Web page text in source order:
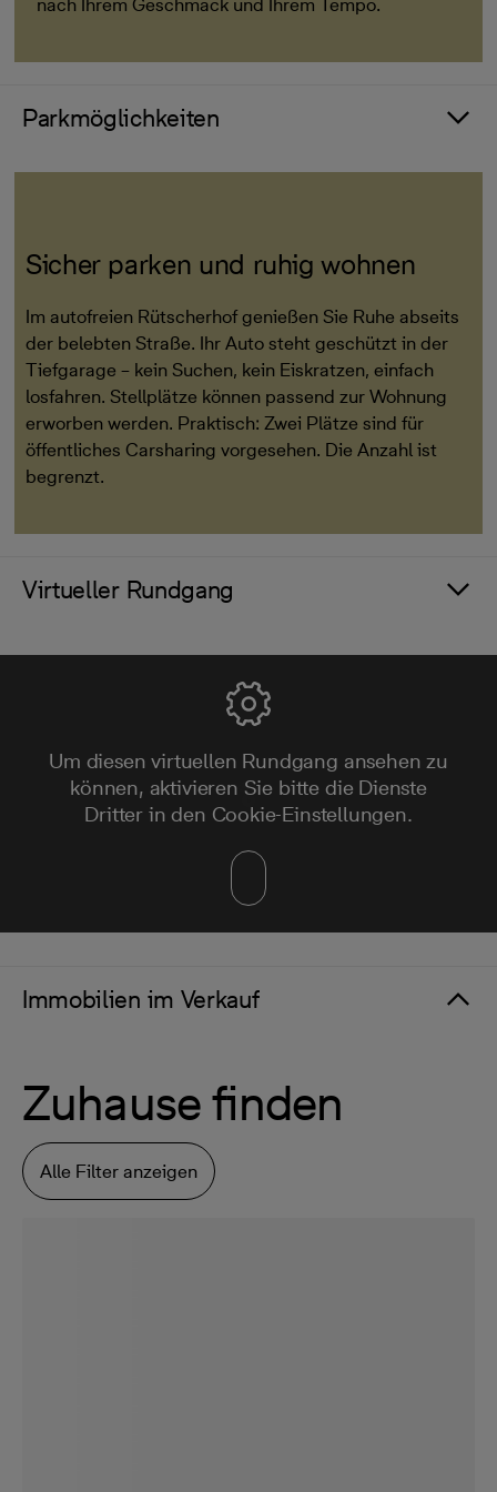
nach Ihrem Geschmack und Ihrem Tempo.
Parkmöglichkeiten
Sicher parken und ruhig wohnen
Im autofreien Rütscherhof genießen Sie Ruhe abseits
der belebten Straße. Ihr Auto steht geschützt in der
Tiefgarage – kein Suchen, kein Eiskratzen, einfach
losfahren. Stellplätze können passend zur Wohnung
erworben werden. Praktisch: Zwei Plätze sind für
öffentliches Carsharing vorgesehen. Die Anzahl ist
begrenzt.
Virtueller Rundgang
Um diesen virtuellen Rundgang ansehen zu
können, aktivieren Sie bitte die Dienste
Dritter in den Cookie-Einstellungen.
Immobilien im Verkauf
Zuhause finden
Alle Filter anzeigen